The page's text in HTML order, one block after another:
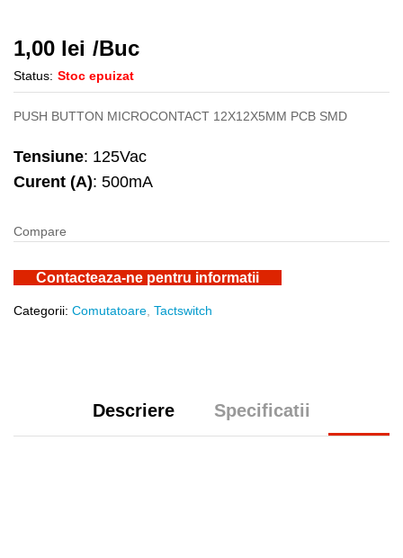
1,00 lei /Buc
Status: Stoc epuizat
PUSH BUTTON MICROCONTACT 12X12X5MM PCB SMD
Tensiune: 125Vac
Curent (A): 500mA
Compare
Contacteaza-ne pentru informatii
Categorii: Comutatoare Tactswitch
Descriere Specificatii